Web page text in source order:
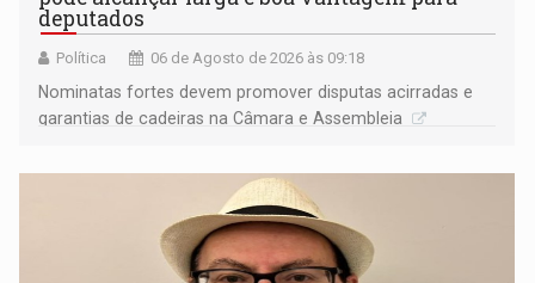
deputados
Política 06 de Agosto de 2026 às 09:18
Nominatas fortes devem promover disputas acirradas e
garantias de cadeiras na Câmara e Assembleia